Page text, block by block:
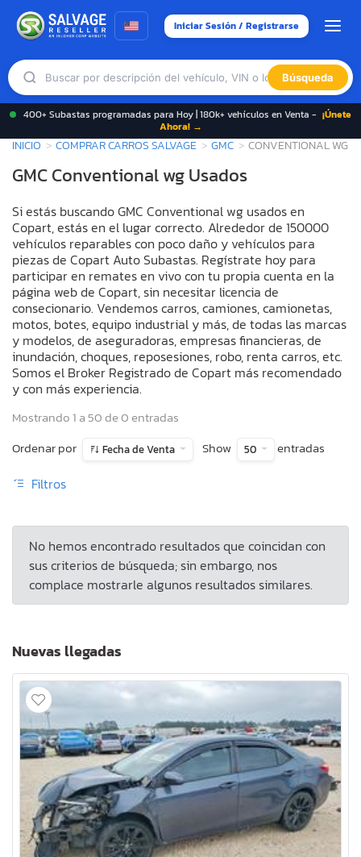
Iniciar Sesión / Registrarse
Búsqueda
400+ Subastas programadas para Hoy | 180k+ vehículos en Venta - ¡Únete
Ahora! →
INICIO COMPRAR CARROS SALVAGE GMC CONVENTIONAL WG
GMC Conventional wg Usados
Si estás buscando GMC Conventional wg usados en
Copart, estás en el lugar correcto. Alrededor de 150000
vehículos reparables con poco daño y vehículos para
piezas de Copart Auto Subastas. Regístrate hoy para
participar en remates en vivo con tu propia cuenta en la
página web de Copart, sin necesitar licencia de
consecionario. Vendemos carros, camiones, camionetas,
motos, botes, equipo industrial y más, de todas las marcas
y modelos, de aseguradoras, empresas financieras, de
inundación, choques, reposesiones, robo, renta carros, etc.
Somos el Broker Registrado de Copart más recomendado
y con más experiencia.
Mostrando 1 a 50 de 0 entradas
Ordenar por
Fecha de Venta Show 50 entradas
Filtros
No hemos encontrado resultados que coincidan con
sus criterios de búsqueda; sin embargo, nos
complace mostrarle algunos resultados similares.
Nuevas llegadas